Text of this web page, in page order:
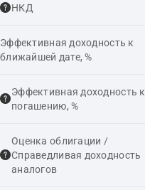
НКД
Эффективная доходность к
ближайшей дате, %
Эффективная доходность к
погашению, %
Оценка облигации /
Справедливая доходность
аналогов